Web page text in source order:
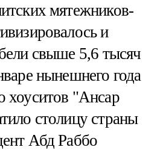
мятежников-
и
свыше 5,6 тысяч
нынешнего года
хоуситов "Ансар
столицу страны
Абд Раббо